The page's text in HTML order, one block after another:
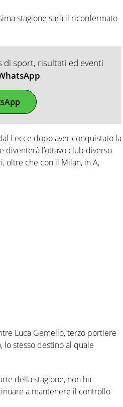
stagione sarà il riconfermato
di sport, risultati ed eventi
Lecce dopo aver conquistato la
diventerà l’ottavo club diverso
oltre che con il Milan, in A,
Luca Gemello, terzo portiere
lo stesso destino al quale
della stagione, non ha
a mantenere il controllo